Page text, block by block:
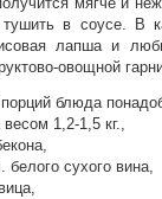
в соусе. В
лапша и
овощной
блюда
весом 1,2-1,5 кг.,
белого сухого вина,